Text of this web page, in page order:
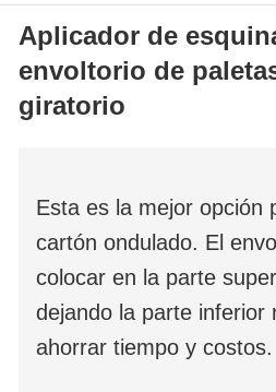
Envoltura elástica giratoria de brazo
papel Aplicador de esquina de papel con envoltorio de paletas de
Aplicador de
envoltorio de
giratorio
Esta es la mejor opción
cartón ondulado. El
colocar en la parte
dejando la parte inferior
ahorrar tiempo y costos.